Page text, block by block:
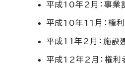
平成10年2月：事業
平成10年11月：権
平成11年2月：施設
平成12年2月：権利